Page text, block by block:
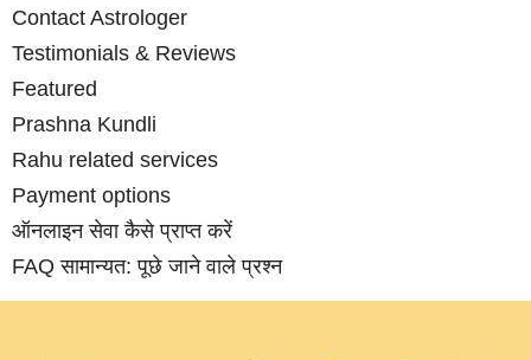
Contact Astrologer
Testimonials & Reviews
Featured
Prashna Kundli
Rahu related services
Payment options
ऑनलाइन सेवा कैसे प्राप्‍त करें
FAQ सामान्‍यत: पूछे जाने वाले प्रश्‍न